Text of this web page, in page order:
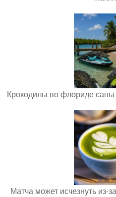
Крокодилы во флориде сапы
Матча может исчезнуть из-